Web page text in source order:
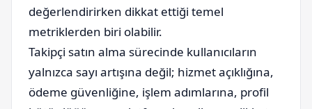
değerlendirirken dikkat ettiği temel
metriklerden biri olabilir.
Takipçi satın alma sürecinde kullanıcıların
yalnızca sayı artışına değil; hizmet açıklığına,
ödeme güvenliğine, işlem adımlarına, profil